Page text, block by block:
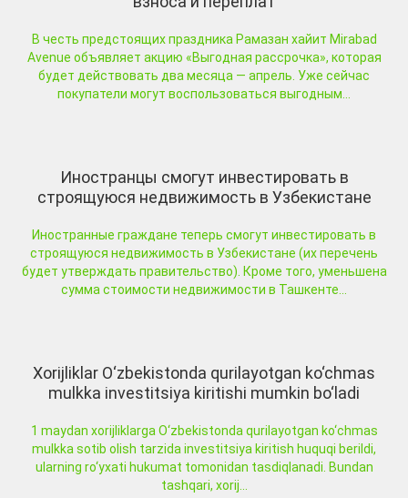
В честь предстоящих праздника Рамазан хайит Mirabad
Avenue объявляет акцию «Выгодная рассрочка», которая
будет действовать два месяца — апрель. Уже сейчас
покупатели могут воспользоваться выгодным...
Иностранцы смогут инвестировать в
строящуюся недвижимость в Узбекистане
Иностранные граждане теперь смогут инвестировать в
строящуюся недвижимость в Узбекистане (их перечень
будет утверждать правительство). Кроме того, уменьшена
сумма стоимости недвижимости в Ташкенте...
Xorijliklar O‘zbekistonda qurilayotgan ko‘chmas
mulkka investitsiya kiritishi mumkin bo‘ladi
1 maydan xorijliklarga O‘zbekistonda qurilayotgan ko‘chmas
mulkka sotib olish tarzida investitsiya kiritish huquqi berildi,
ularning ro‘yxati hukumat tomonidan tasdiqlanadi. Bundan
tashqari, xorij...